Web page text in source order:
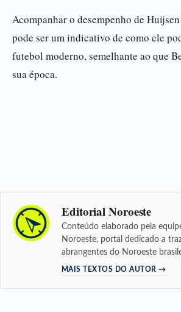
Acompanhar o desempenho de
pode ser um indicativo de como ele
futebol moderno, semelhante ao que
sua época.
Editorial Noroeste
Conteúdo elaborado pela
Noroeste, portal dedicado a
abrangentes do Noroeste
MAIS TEXTOS DO AUTOR →